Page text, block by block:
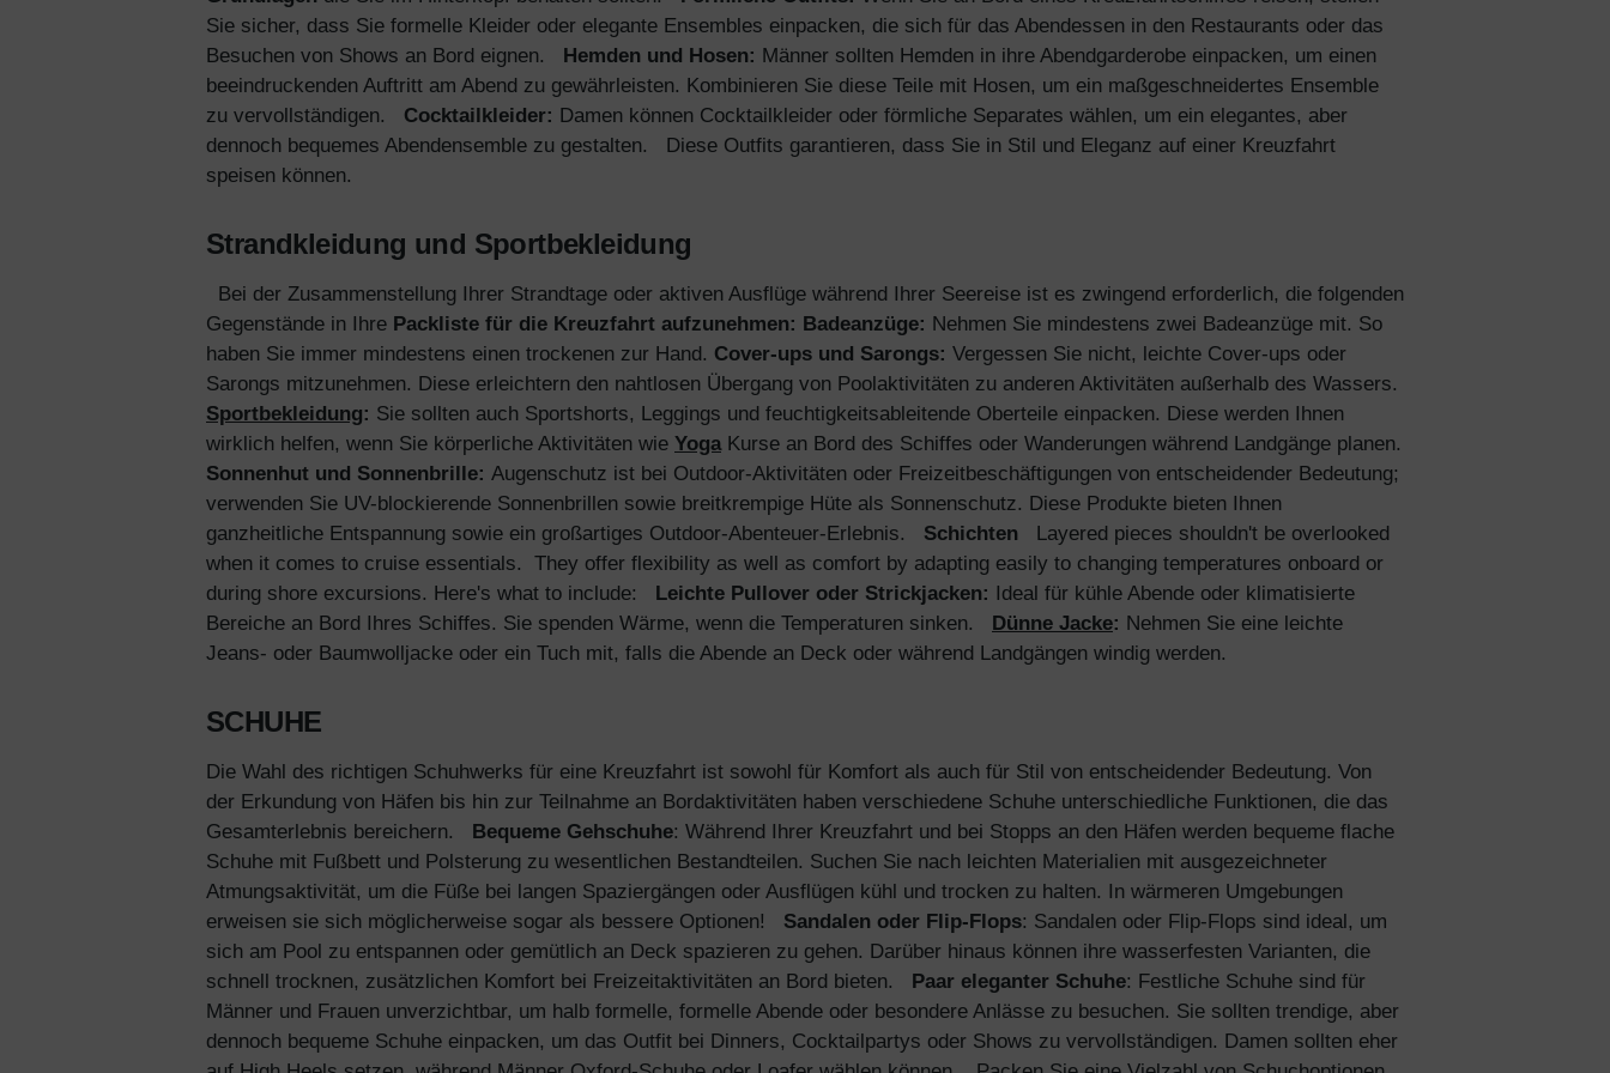
Sie sicher, dass Sie formelle Kleider oder elegante Ensembles einpacken, die sich für das Abendessen in den Restaurants oder das
Besuchen von Shows an Bord eignen.
Hemden und Hosen: Männer sollten Hemden in ihre Abendgarderobe einpacken, um einen
beeindruckenden Auftritt am Abend zu gewährleisten. Kombinieren Sie diese Teile mit Hosen, um ein maßgeschneidertes Ensemble
zu vervollständigen.
Cocktailkleider: Damen können Cocktailkleider oder förmliche Separates wählen, um ein elegantes, aber
dennoch bequemes Abendensemble zu gestalten.
Diese Outfits garantieren, dass Sie in Stil und Eleganz auf einer Kreuzfahrt
speisen können.
Strandkleidung und Sportbekleidung
Bei der Zusammenstellung Ihrer Strandtage oder aktiven Ausflüge während Ihrer Seereise ist es zwingend erforderlich, die folgenden
Gegenstände in Ihre Packliste für die Kreuzfahrt aufzunehmen: Badeanzüge: Nehmen Sie mindestens zwei Badeanzüge mit. So
haben Sie immer mindestens einen trockenen zur Hand. Cover-ups und Sarongs: Vergessen Sie nicht, leichte Cover-ups oder
Sarongs mitzunehmen. Diese erleichtern den nahtlosen Übergang von Poolaktivitäten zu anderen Aktivitäten außerhalb des Wassers.
Sportbekleidung: Sie sollten auch Sportshorts, Leggings und feuchtigkeitsableitende Oberteile einpacken. Diese werden Ihnen
wirklich helfen, wenn Sie körperliche Aktivitäten wie Yoga Kurse an Bord des Schiffes oder Wanderungen während Landgänge planen.
Sonnenhut und Sonnenbrille: Augenschutz ist bei Outdoor-Aktivitäten oder Freizeitbeschäftigungen von entscheidender Bedeutung;
verwenden Sie UV-blockierende Sonnenbrillen sowie breitkrempige Hüte als Sonnenschutz. Diese Produkte bieten Ihnen
ganzheitliche Entspannung sowie ein großartiges Outdoor-Abenteuer-Erlebnis.
Schichten
Layered pieces shouldn't be overlooked
when it comes to cruise essentials. They offer flexibility as well as comfort by adapting easily to changing temperatures onboard or
during shore excursions. Here's what to include:
Leichte Pullover oder Strickjacken: Ideal für kühle Abende oder klimatisierte
Bereiche an Bord Ihres Schiffes. Sie spenden Wärme, wenn die Temperaturen sinken.
Dünne Jacke: Nehmen Sie eine leichte
Jeans- oder Baumwolljacke oder ein Tuch mit, falls die Abende an Deck oder während Landgängen windig werden.
SCHUHE
Die Wahl des richtigen Schuhwerks für eine Kreuzfahrt ist sowohl für Komfort als auch für Stil von entscheidender Bedeutung. Von
der Erkundung von Häfen bis hin zur Teilnahme an Bordaktivitäten haben verschiedene Schuhe unterschiedliche Funktionen, die das
Gesamterlebnis bereichern.
Bequeme Gehschuhe: Während Ihrer Kreuzfahrt und bei Stopps an den Häfen werden bequeme flache
Schuhe mit Fußbett und Polsterung zu wesentlichen Bestandteilen. Suchen Sie nach leichten Materialien mit ausgezeichneter
Atmungsaktivität, um die Füße bei langen Spaziergängen oder Ausflügen kühl und trocken zu halten. In wärmeren Umgebungen
erweisen sie sich möglicherweise sogar als bessere Optionen!
Sandalen oder Flip-Flops: Sandalen oder Flip-Flops sind ideal, um
sich am Pool zu entspannen oder gemütlich an Deck spazieren zu gehen. Darüber hinaus können ihre wasserfesten Varianten, die
schnell trocknen, zusätzlichen Komfort bei Freizeitaktivitäten an Bord bieten.
Paar eleganter Schuhe: Festliche Schuhe sind für
Männer und Frauen unverzichtbar, um halb formelle, formelle Abende oder besondere Anlässe zu besuchen. Sie sollten trendige, aber
dennoch bequeme Schuhe einpacken, um das Outfit bei Dinners, Cocktailpartys oder Shows zu vervollständigen. Damen sollten eher